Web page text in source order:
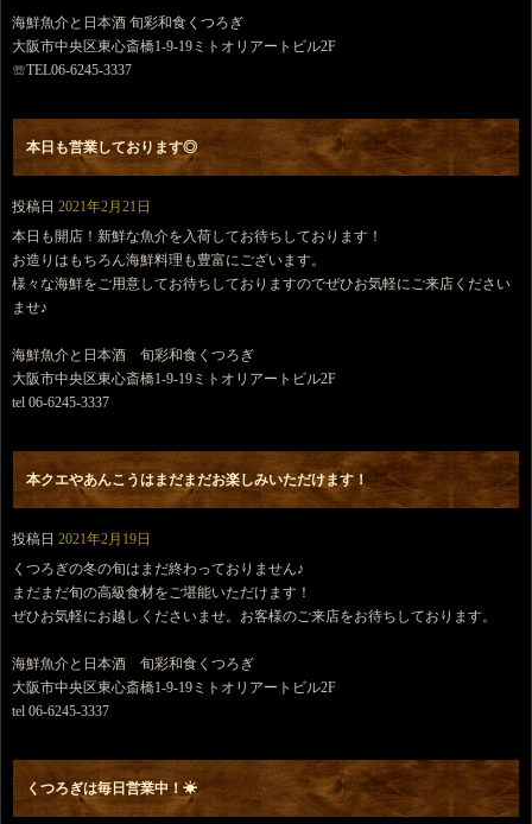
海鮮魚介と日本酒 旬彩和食くつろぎ
大阪市中央区東心斎橋1-9-19ミトオリアートビル2F
☏TEL06-6245-3337
本日も営業しております◎
投稿日 2021年2月21日
本日も開店！新鮮な魚介を入荷してお待ちしております！
お造りはもちろん海鮮料理も豊富にございます。
様々な海鮮をご用意してお待ちしておりますのでぜひお気軽にご来店ください
ませ♪
海鮮魚介と日本酒 旬彩和食くつろぎ
大阪市中央区東心斎橋1-9-19ミトオリアートビル2F
tel 06-6245-3337
本クエやあんこうはまだまだお楽しみいただけます！
投稿日 2021年2月19日
くつろぎの冬の旬はまだ終わっておりません♪
まだまだ旬の高級食材をご堪能いただけます！
ぜひお気軽にお越しくださいませ。お客様のご来店をお待ちしております。
海鮮魚介と日本酒 旬彩和食くつろぎ
大阪市中央区東心斎橋1-9-19ミトオリアートビル2F
tel 06-6245-3337
くつろぎは毎日営業中！☀︎